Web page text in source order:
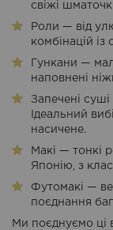
свіжі
Роли — від
комбінацій
Гункани —
наповнені
Запечені
Ідеальний
насичене.
Макі — тонкі
Японію, з
Футомакі —
поєднання
Ми поєднуємо ці